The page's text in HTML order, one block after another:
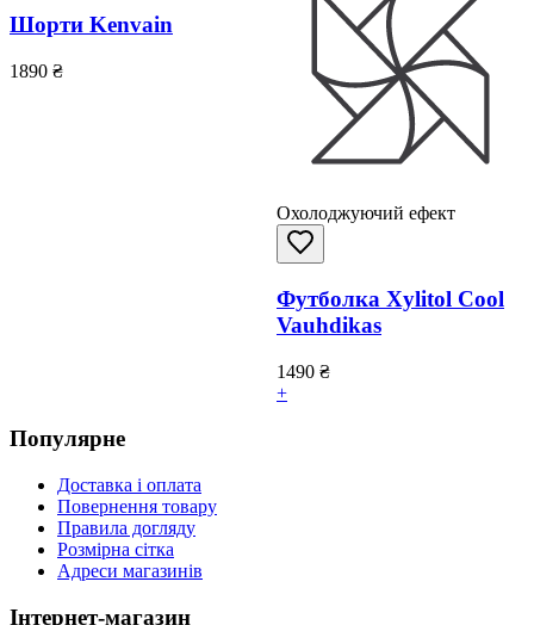
Шорти Kenvain
1890 ₴
Охолоджуючий ефект
Футболка Xylitol Cool
Vauhdikas
1490 ₴
+
Популярне
Доставка і оплата
Повернення товару
Правила догляду
Розмірна сітка
Адреси магазинів
Інтернет-магазин